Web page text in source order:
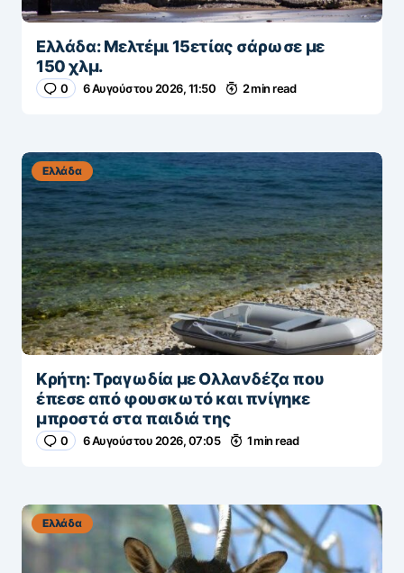
Ελλάδα: Μελτέμι 15ετίας σάρωσε με
150 χλμ.
0 6 Αυγούστου 2026, 11:50 2 min read
Ελλάδα
Κρήτη: Τραγωδία με Ολλανδέζα που
έπεσε από φουσκωτό και πνίγηκε
μπροστά στα παιδιά της
0 6 Αυγούστου 2026, 07:05 1 min read
Ελλάδα